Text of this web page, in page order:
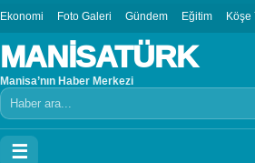
Ekonomi Foto Galeri Gündem Eğitim Köşe
MANİSATÜRK
Manisa’nın Haber Merkezi
Arama
☰